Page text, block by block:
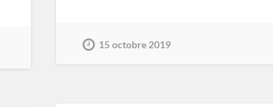
15 octobre 2019